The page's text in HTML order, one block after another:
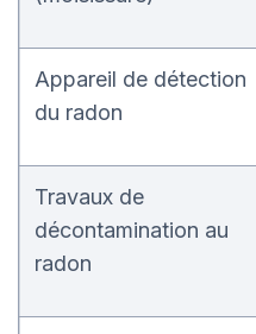
Appareil de détection
du radon
Travaux de
décontamination au
radon